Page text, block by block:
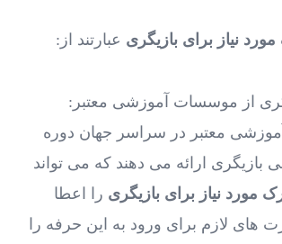
نیاز برای بازیگری عبارتند از:
از موسسات آموزشی معتبر:
معتبر در سراسر جهان دوره‌
ارائه می ‌دهند که می ‌تواند
مورد نیاز برای بازیگری را اعطا
‌های لازم برای ورود به این حرفه را